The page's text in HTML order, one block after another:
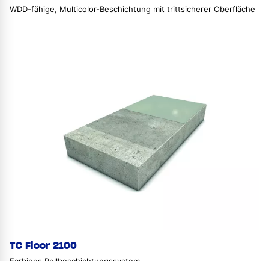
WDD-fähige, Multicolor-Beschichtung mit trittsicherer Oberfläche
TC Floor 2100